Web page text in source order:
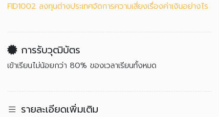
FID1002 ลงทุนต่างประเทศจัดการความเสี่ยงเรื่องค่าเงินอย่างไร
การรับวุฒิบัตร
เข้าเรียนไม่น้อยกว่า 80% ของเวลาเรียนทั้งหมด
รายละเอียดเพิ่มเติม